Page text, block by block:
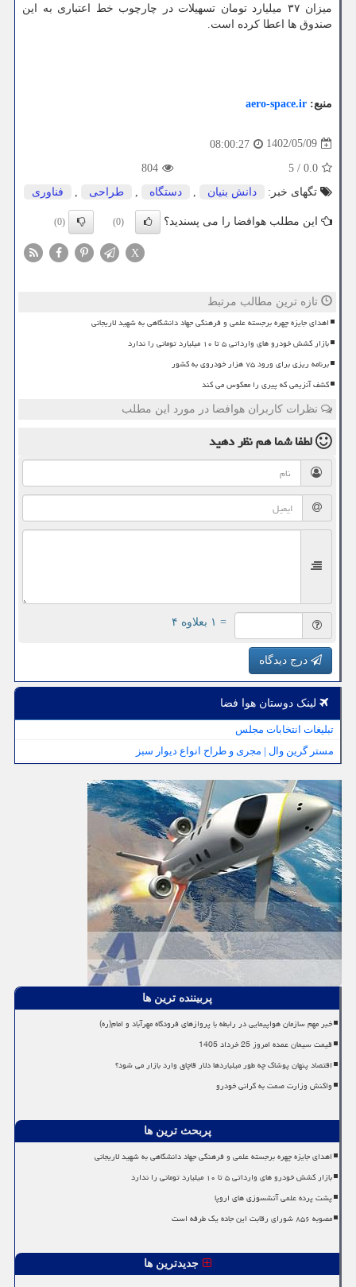
میزان ۳۷ میلیارد تومان تسهیلات در چارچوب خط اعتباری به این
صندوق ها اعطا کرده است.
منبع: aero-space.ir
1402/05/09
08:00:27
0.0
/
5
804
تگهای خبر:
دانش بنیان , دستگاه , طراحی , فناوری
این مطلب هوافضا را می پسندید؟ (0)
(0)
X
تازه ترین مطالب مرتبط
اهدای جایزه چهره برجسته علمی و فرهنگی جهاد دانشگاهی به شهید لاریجانی
بازار کشش خودرو های وارداتی ۵ تا ۱۰ میلیارد تومانی را ندارد
برنامه ریزی برای ورود ۷۵ هزار خودروی به کشور
کشف آنزیمی که پیری را معکوس می کند
نظرات کاربران هوافضا در مورد این مطلب
لطفا شما همنظر دهید
= ۱ بعلاوه ۴
درج دیدگاه
لینک دوستان هوا فضا
تبلیغات انتخابات مجلس
مستر گرین وال | مجری و طراح انواع دیوار سبز
پربیننده ترین ها
خبر مهم سازمان هواپیمایی در رابطه با پروازهای فرودگاه مهرآباد و امام(ره)
قیمت سیمان عمده امروز 25 خرداد 1405
اقتصاد پنهان پوشاک چه طور میلیاردها دلار قاچاق وارد بازار می شود؟
واکنش وزارت صمت به گرانی خودرو
پربحث ترین ها
اهدای جایزه چهره برجسته علمی و فرهنگی جهاد دانشگاهی به شهید لاریجانی
بازار کشش خودرو های وارداتی ۵ تا ۱۰ میلیارد تومانی را ندارد
پشت پرده علمی آتشسوزی های اروپا
مصوبه ۸۵۶ شورای رقابت این جاده یک طرفه است
جدیدترین ها